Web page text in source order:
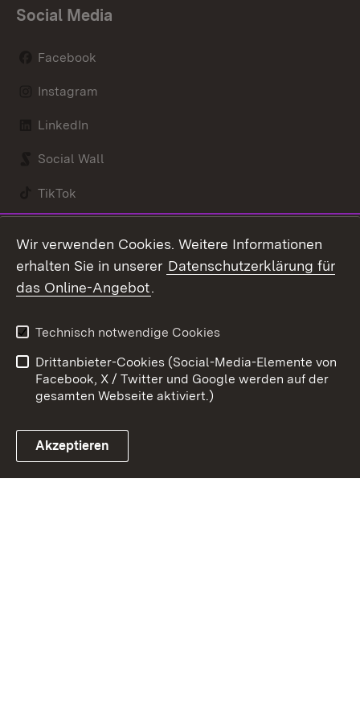
Social Media
Facebook
Instagram
LinkedIn
Social Wall
TikTok
Link zum Landesportal
Kontakt
Barrierefreiheit
Impressum
Cookies
Wir verwenden Cookies. Weitere Informationen
erhalten Sie in unserer Datenschutzerklärung für
das Online-Angebot.
Technisch notwendige Cookies
Drittanbieter-Cookies (Social-Media-Elemente von
Facebook, X / Twitter und Google werden auf der
gesamten Webseite aktiviert.)
Akzeptieren